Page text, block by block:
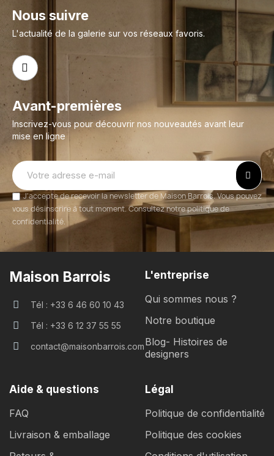
Nous suivre
L'actualité de la galerie sur vos réseaux favoris.
Avant-premières
Inscrivez-vous pour découvrir nos nouveautés avant leur
mise en ligne
J'accepte de recevoir la newsletter de Maison Barrois. Vous pouvez
vous désinscrire à tout moment. Consultez notre politique de
confidentialité.
Maison Barrois
Tél : +33 6 46 60 10 43
Tél : +33 6 12 37 55 55
contact@maisonbarrois.com
L'entreprise
Qui sommes nous ?
Notre boutique
Blog- Histoires de
designers
Aide & questions
FAQ
Livraison & emballage
Légal
Politique de confidentialité
Politique des cookies